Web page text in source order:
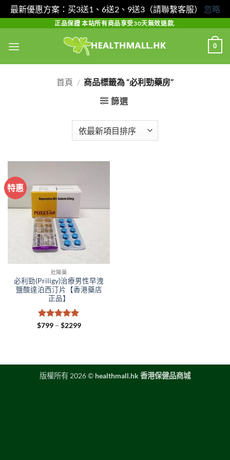
最新優惠方案：买3送1、6送2、9送3（請聯繫客服） 忽略
content
正品保證 本站所有商品享受30天無效退款.
0
首頁 / 商品標籤為 “必利勁藥房”
篩選
特惠
壯陽藥
必利勁(Priligy)治療男性早洩
鹽酸達泊西汀片【香港藥店
正品】
評分 5滿
$799 – $2299Price
版權所有 2026 © healthmall.hk 香港保健品商城